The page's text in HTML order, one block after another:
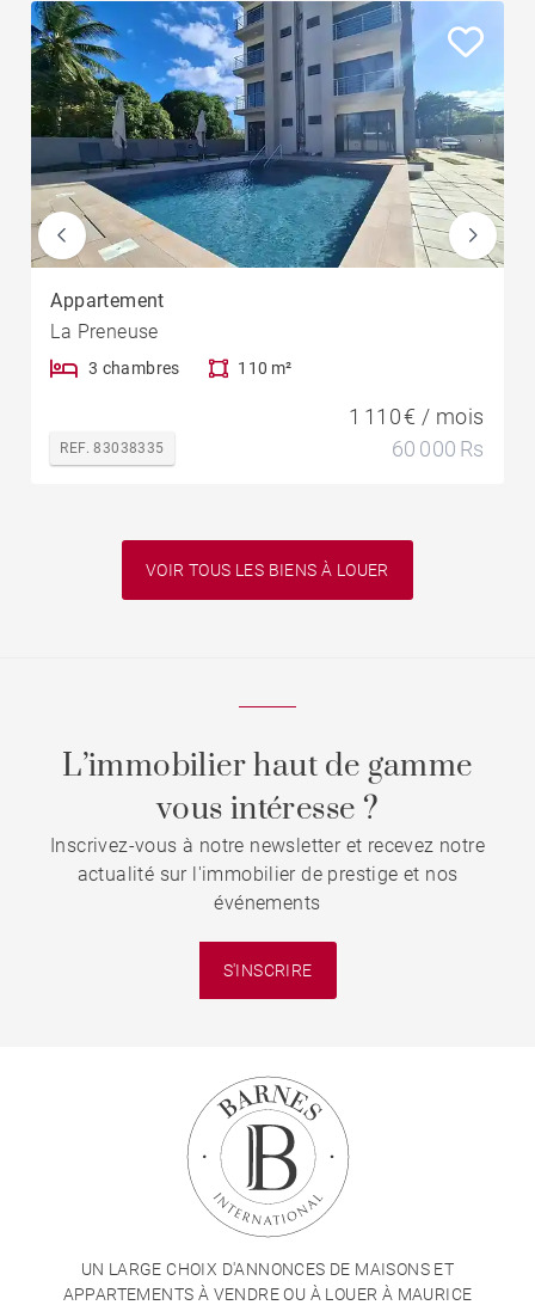
Appartement
La Preneuse
3 chambres 110 m²
REF. 83038335
1 110 € / mois
60 000 Rs
VOIR TOUS LES BIENS À LOUER
L’immobilier haut de gamme
vous intéresse ?
Inscrivez-vous à notre newsletter et recevez notre
actualité sur l'immobilier de prestige et nos
événements
S'INSCRIRE
UN LARGE CHOIX D'ANNONCES DE MAISONS ET
APPARTEMENTS À VENDRE OU À LOUER À MAURICE